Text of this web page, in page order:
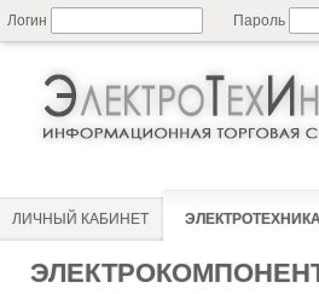
Логин Пароль
ЛИЧНЫЙ КАБИНЕТ